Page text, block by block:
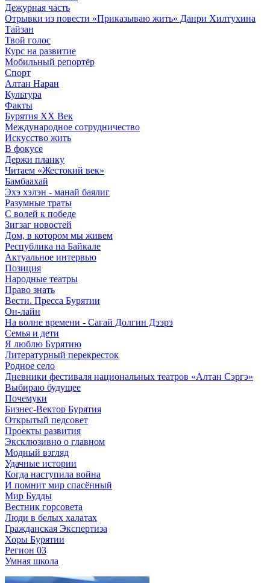
Дежурная часть
Отрывки из повести «Приказываю жить» Данри Хилтухина
Тайзан
Твой голос
Курс на развитие
Мобильный репортёр
Спорт
Алтан Наран
Культура
Факты
Бурятия XX Век
Международное сотрудничество
Искусство жить
В фокусе
Держи планку
Читаем «Жестокий век»
Бамбаахай
Эхэ хэлэн - манай баялиг
Разумные траты
С волей к победе
Зигзаг новостей
Дом, в котором мы живем
Республика на Байкале
Актуальное интервью
Позиция
Народные театры
Право знать
Вести. Пресса Бурятии
Он-лайн
На волне времени - Сагай Долгин Дээрэ
Семья и дети
Я люблю Бурятию
Литературный перекресток
Родное село
Дневники фестиваля национальных театров «Алтан Сэргэ»
Выбираю будущее
Почемуки
Бизнес-Вектор Бурятия
Открытый педсовет
Проекты развития
Эксклюзивно о главном
Модный взгляд
Удачные истории
Когда наступила война
И помнит мир спасённый
Мир Будды
Вестник горсовета
Люди в белых халатах
Гражданская Экспертиза
Хоры Бурятии
Регион 03
Умная школа